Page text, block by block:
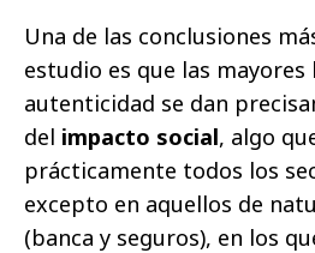
Una de las conclusiones
estudio es que las mayores
autenticidad se dan
del impacto social, algo
prácticamente todos los
excepto en aquellos de
(banca y seguros), en los